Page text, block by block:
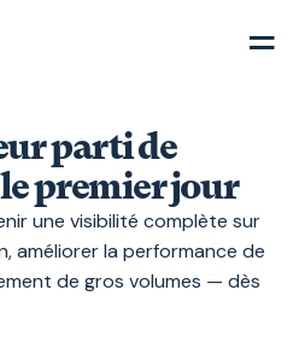
parti de
premier jour
une visibilité complète sur
améliorer la performance de
de gros volumes — dès